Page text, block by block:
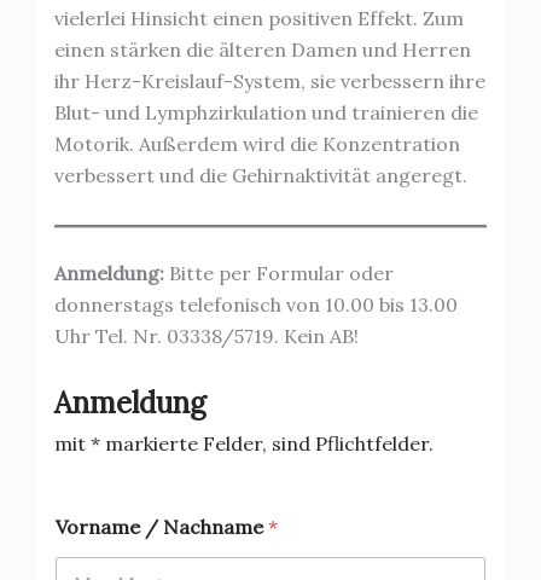
vielerlei Hinsicht einen positiven Effekt. Zum
einen stärken die älteren Damen und Herren
ihr Herz-Kreislauf-System, sie verbessern ihre
Blut- und Lymphzirkulation und trainieren die
Motorik. Außerdem wird die Konzentration
verbessert und die Gehirnaktivität angeregt.
Anmeldung:Bitte per Formular oder
donnerstags telefonisch von 10.00 bis 13.00
Uhr Tel. Nr. 03338/5719. Kein AB!
Anmeldung
mit * markierte Felder, sind Pflichtfelder.
Vorname / Nachname*